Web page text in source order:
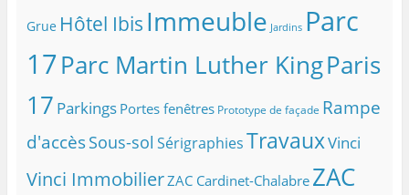
a
Grue Hôtel Ibis Immeuble Jardins Parc
17Parc Martin Luther KingParis
17 Parkings Portes fenêtres Prototype de façade Rampe
d'accèsSous-sol SérigraphiesTravauxVinci
Vinci ImmobilierZAC Cardinet-Chalabre ZAC